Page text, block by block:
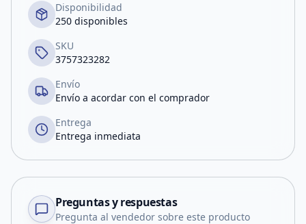
Disponibilidad
250 disponibles
SKU
3757323282
Envío
Envío a acordar con el comprador
Entrega
Entrega inmediata
Preguntas y respuestas
Pregunta al vendedor sobre este producto